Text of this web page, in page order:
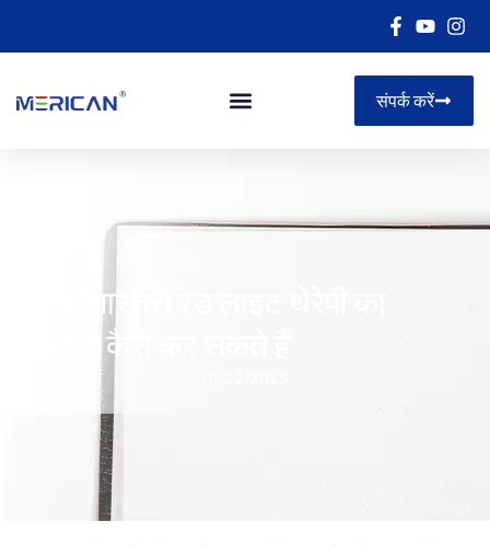
संपर्क करें
सौंदर्यशास्त्री रेड लाइट थेरेपी का
उपयोग कैसे कर सकते हैं